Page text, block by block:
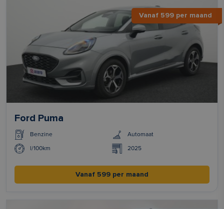
Vanaf 599 per maand
Ford Puma
Benzine Automaat
l/100km 2025
Vanaf 599 per maand